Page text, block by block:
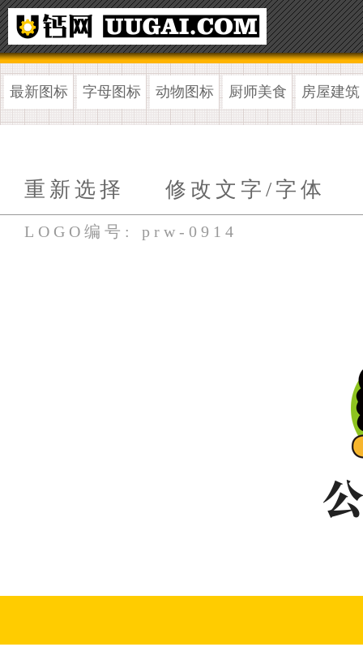
最新图标 字母图标 动物图标 厨师美食 房屋建筑
重新选择 修改文字/字体
LOGO编号: prw-0914